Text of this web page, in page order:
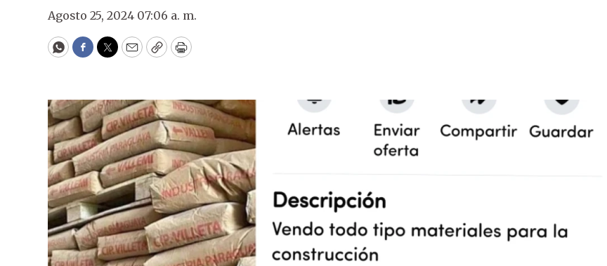
Agosto 25, 2024 07:06 a. m.
WhatsApp
Facebook
Twitter
EmailCopyPrint